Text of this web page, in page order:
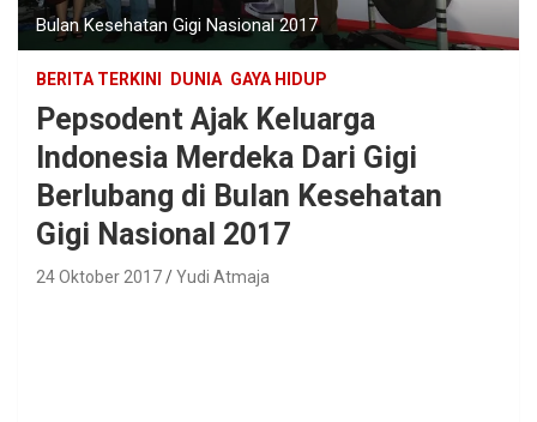
Bulan Kesehatan Gigi Nasional 2017
BERITA TERKINI DUNIA GAYA HIDUP
Pepsodent Ajak Keluarga
Indonesia Merdeka Dari Gigi
Berlubang di Bulan Kesehatan
Gigi Nasional 2017
24 Oktober 2017 Yudi Atmaja